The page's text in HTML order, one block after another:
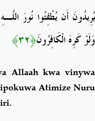
يُرِيدُونَ أَن يُطْفِئُوا نُورَ
وَلَوْ كَرِهَ الْكَافِرُونَ﴿٣٢﴾
Allaah kwa vinywa
Atimize Nuru